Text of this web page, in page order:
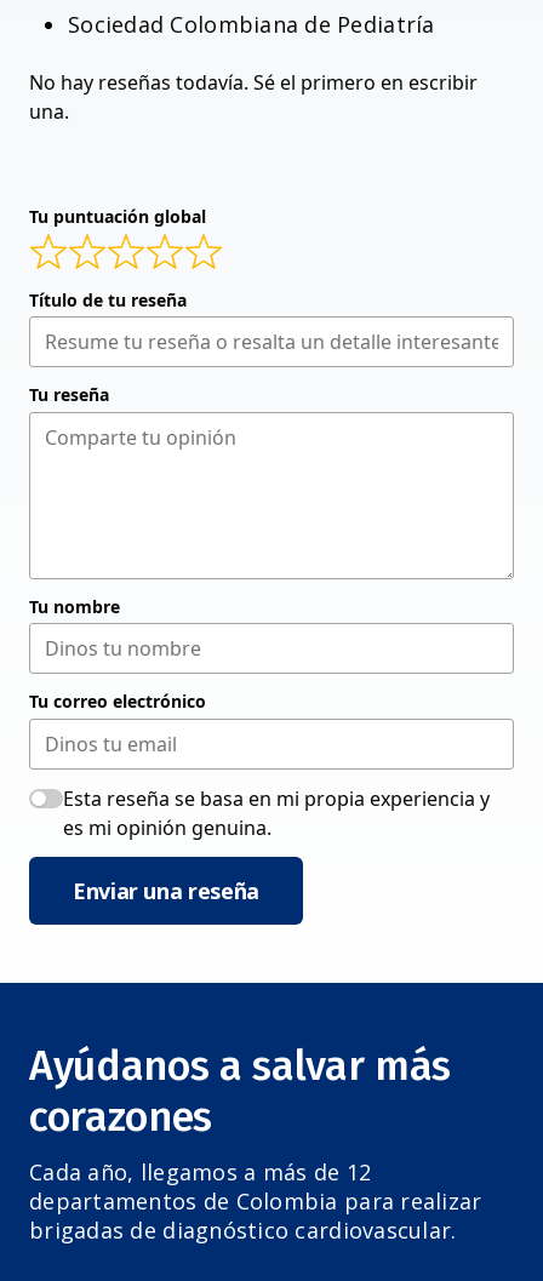
Sociedad Colombiana de Pediatría
No hay reseñas todavía. Sé el primero en escribir
una.
Tu puntuación global
Título de tu reseña
Tu reseña
Tu nombre
Tu correo electrónico
Esta reseña se basa en mi propia experiencia y
es mi opinión genuina.
Enviar una reseña
Ayúdanos a salvar más
corazones
Cada año, llegamos a más de 12
departamentos de Colombia para realizar
brigadas de diagnóstico cardiovascular.